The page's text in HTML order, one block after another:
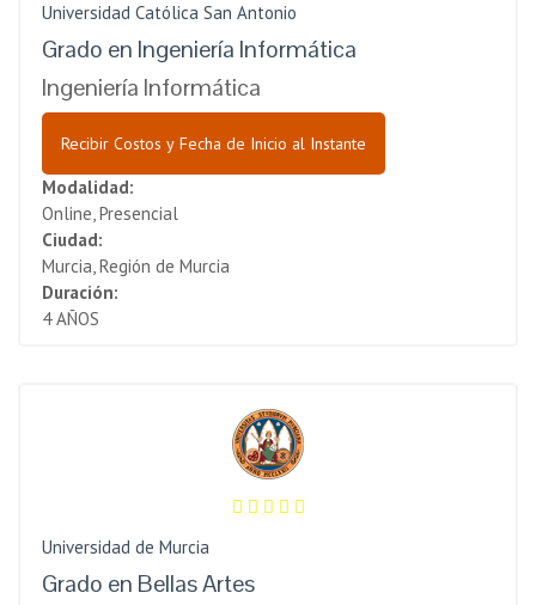
Universidad Católica San Antonio
Grado en Ingeniería Informática
Ingeniería Informática
Recibir Costos y Fecha de Inicio al Instante
Modalidad:
Online, Presencial
Ciudad:
Murcia, Región de Murcia
Duración:
4 AÑOS
Universidad de Murcia
Grado en Bellas Artes